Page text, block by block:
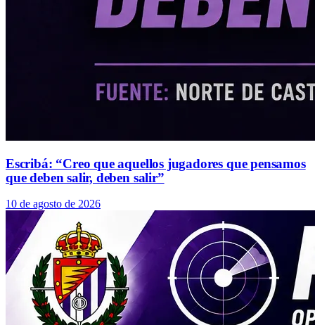
Escribá: “Creo que aquellos jugadores que pensamos
que deben salir, deben salir”
10 de agosto de 2026